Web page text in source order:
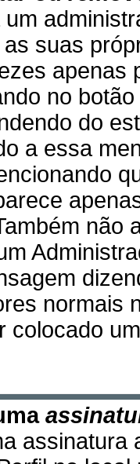
as suas
apenas
no botão
do
a essa
não
normais
colocado